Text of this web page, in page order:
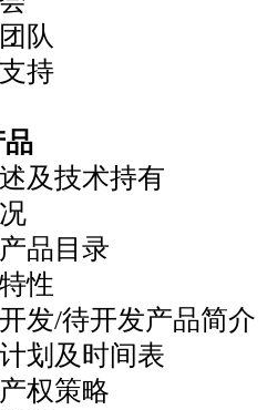
持
品
技术持有
目录
性
开发产品简介
及时间表
策略